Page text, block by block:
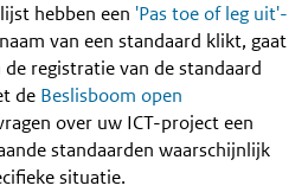
hebben een 'Pas toe of leg uit'-
van een standaard klikt, gaat
registratie van de standaard
de Beslisboom open
over uw ICT-project een
standaarden waarschijnlijk
situatie.